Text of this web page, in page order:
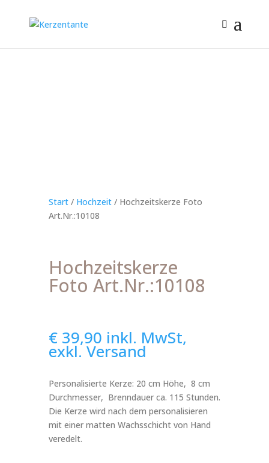
Start/ Hochzeit/ Hochzeitskerze Foto
Art.Nr.:10108
Hochzeitskerze
Foto Art.Nr.:10108
€39,90 inkl. MwSt,
exkl. Versand
Personalisierte Kerze: 20 cm Höhe, 8 cm
Durchmesser, Brenndauer ca. 115 Stunden.
Die Kerze wird nach dem personalisieren
mit einer matten Wachsschicht von Hand
veredelt.